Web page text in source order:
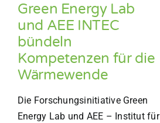
Green Energy Lab
und AEE INTEC
bündeln
Kompetenzen für die
Wärmewende
Die Forschungsinitiative Green
Energy Lab und AEE – Institut für